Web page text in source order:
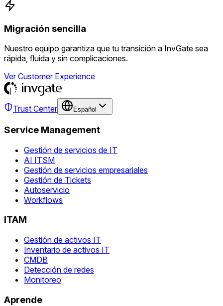
Migración sencilla
Nuestro equipo garantiza que tu transición a InvGate sea
rápida, fluida y sin complicaciones.
Ver Customer Experience
Trust Center Español
Service Management
Gestión de servicios de IT
AI ITSM
Gestión de servicios empresariales
Gestión de Tickets
Autoservicio
Workflows
ITAM
Gestión de activos IT
Inventario de activos IT
CMDB
Detección de redes
Monitoreo
Aprende